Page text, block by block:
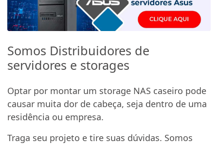
Somos Distribuidores de
servidores e storages
Optar por montar um storage NAS caseiro pode
causar muita dor de cabeça, seja dentro de uma
residência ou empresa.
Traga seu projeto e tire suas dúvidas. Somos